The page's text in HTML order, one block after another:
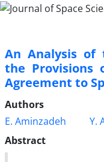
An Analysis of
the Provisions
Agreement to
Authors
E. Aminzadeh
Y.
Abstract